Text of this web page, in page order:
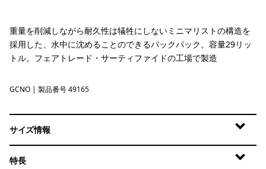
重量を削減しながら耐久性は犠牲にしないミニマリストの構造を
採用した、水中に沈めることのできるバックパック。容量29リッ
トル。フェアトレード・サーティファイドの工場で製造
Golden Caramel w/Noble Grey
GCNO | 製品番号 49165
サイズ情報
特長